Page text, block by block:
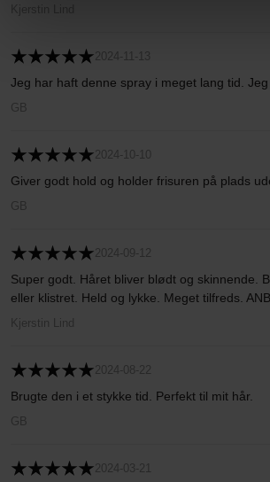
2024-11-13
Jeg har haft denne spray i meget lang tid. Jeg
GB
2024-10-10
Giver godt hold og holder frisuren på plads
GB
2024-09-12
Super godt. Håret bliver blødt og skinnende.
eller klistret. Held og lykke. Meget tilfreds.
Kjerstin Lind
2024-08-22
Brugte den i et stykke tid. Perfekt til mit hår.
GB
2024-03-21